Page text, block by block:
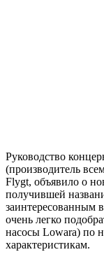
Руководство
(производитель
Flygt, объявило о
получившей
заинтересованным
очень легко
насосы Lowara) по
характеристикам.